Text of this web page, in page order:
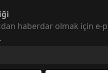
haberdar olmak için e-